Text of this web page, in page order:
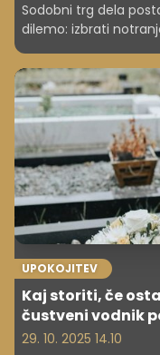
Sodobni trg dela
dilemo: izbrati
svobodo? Primer
stopal zasluži 6000
razpravo o
posledicah
o delu v digitalni
UPOKOJITEV
Kaj storiti, če
čustveni vodnik
29. 10. 2025 14.10